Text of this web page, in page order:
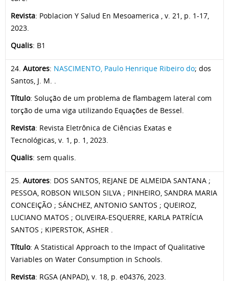
Revista: Poblacion Y Salud En Mesoamerica , v. 21, p. 1-17,
2023.
Qualis: B1
24. Autores: NASCIMENTO, Paulo Henrique Ribeiro do; dos
Santos, J. M. .
Título: Solução de um problema de flambagem lateral com
torção de uma viga utilizando Equações de Bessel.
Revista: Revista Eletrônica de Ciências Exatas e
Tecnológicas, v. 1, p. 1, 2023.
Qualis: sem qualis.
25. Autores: DOS SANTOS, REJANE DE ALMEIDA SANTANA ;
PESSOA, ROBSON WILSON SILVA ; PINHEIRO, SANDRA MARIA
CONCEIÇÃO ; SÁNCHEZ, ANTONIO SANTOS ; QUEIROZ,
LUCIANO MATOS ; OLIVEIRA-ESQUERRE, KARLA PATRÍCIA
SANTOS ; KIPERSTOK, ASHER .
Título: A Statistical Approach to the Impact of Qualitative
Variables on Water Consumption in Schools.
Revista: RGSA (ANPAD), v. 18, p. e04376, 2023.